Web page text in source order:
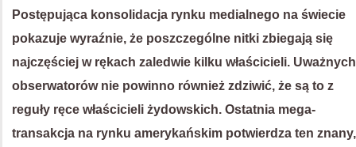
Postępująca konsolidacja rynku medialnego na świecie
pokazuje wyraźnie, że poszczególne nitki zbiegają się
najczęściej w rękach zaledwie kilku właścicieli. Uważnych
obserwatorów nie powinno również zdziwić, że są to z
reguły ręce właścicieli żydowskich. Ostatnia mega-
transakcja na rynku amerykańskim potwierdza ten znany,